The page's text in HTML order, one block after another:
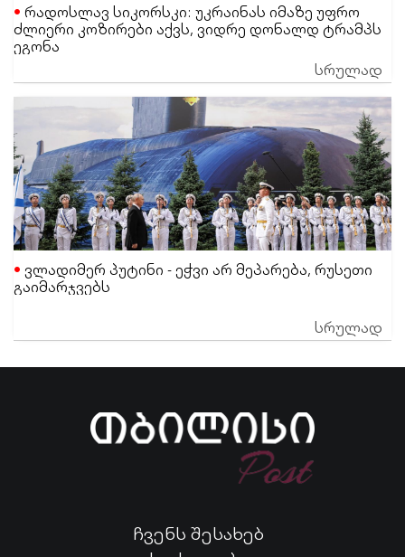
რადოსლავ სიკორსკი: უკრაინას იმაზე უფრო
ძლიერი კოზირები აქვს, ვიდრე დონალდ ტრამპს
ეგონა
სრულად
ვლადიმერ პუტინი - ეჭვი არ მეპარება, რუსეთი
გაიმარჯვებს
სრულად
ჩვენს შესახებ